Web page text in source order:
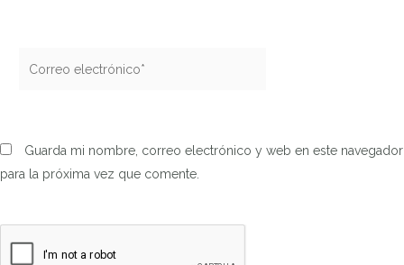
Guarda mi nombre, correo electrónico y web en este navegador
para la próxima vez que comente.